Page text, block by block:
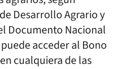
Desarrollo Agrario y
Documento Nacional
acceder al Bono
cualquiera de las